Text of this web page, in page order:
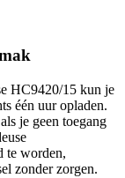
HC9420/15 kun je
één uur opladen.
je geen toegang
te worden,
zonder zorgen.